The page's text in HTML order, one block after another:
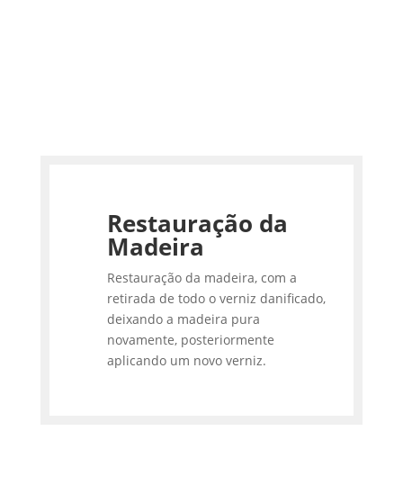
Restauração da
Madeira
Restauração da madeira, com a
retirada de todo o verniz danificado,
deixando a madeira pura
novamente, posteriormente
aplicando um novo verniz.